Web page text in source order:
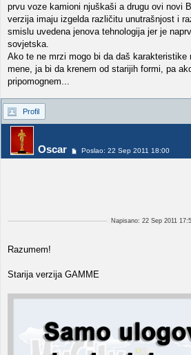
prvu voze kamioni njuškaši a drugu ovi novi
verzija imaju izgelda različitu unutrašnjost i
smislu uvedena jenova tehnologija jer je
sovjetska.
Ako te ne mrzi mogo bi da daš karakteristike
mene, ja bi da krenem od starijih formi, pa
pripomognem...
Profil
Oscar Poslao: 22 Sep 2011 18:00
Napisano: 22 Sep 2011
Razumem!
Starija verzija GAMME